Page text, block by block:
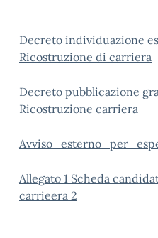
Decreto individuazione
Ricostruzione di carriera
Decreto pubblicazione
Ricostruzione carriera
Allegato 1 Scheda
carrieera 2